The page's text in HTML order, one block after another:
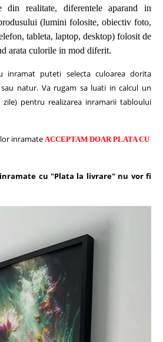
realitate, diferentele aparand in
(lumini folosite, obiectiv foto,
tableta, laptop, desktop) folosit de
arata culorile in mod diferit.
inramat puteti selecta culoarea dorita
natur. Va rugam sa luati in calcul un
pentru realizarea inramarii tabloului
inramate ACCEPTAM DOAR PLATA CU
cu "Plata la livrare" nu vor fi